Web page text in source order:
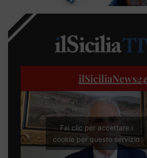
ilSiciliaNews24
Fai clic per accettare i
cookie per questo servizio